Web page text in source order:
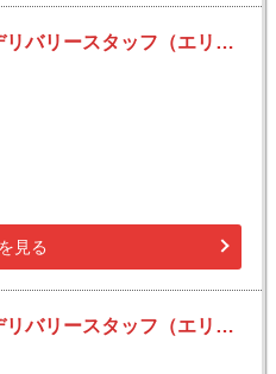
佐川急便 城南営業所 デリバリースタッフ（エリア集配）の求人！未経験歓迎！先輩たちがサポートします♪
見る
佐川急便 荒川営業所 デリバリースタッフ（エリア集配）の求人！未経験歓迎！先輩たちがサポートします♪